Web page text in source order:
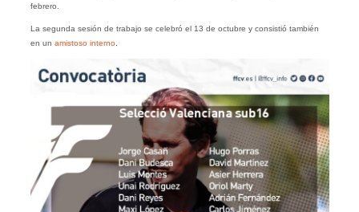
febrero.
La segunda sesión de trabajo se celebró el 13 de octubre y consistió también
en un amistoso interno.